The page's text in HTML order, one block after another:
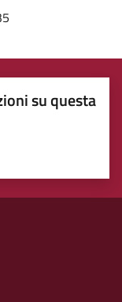
su questa